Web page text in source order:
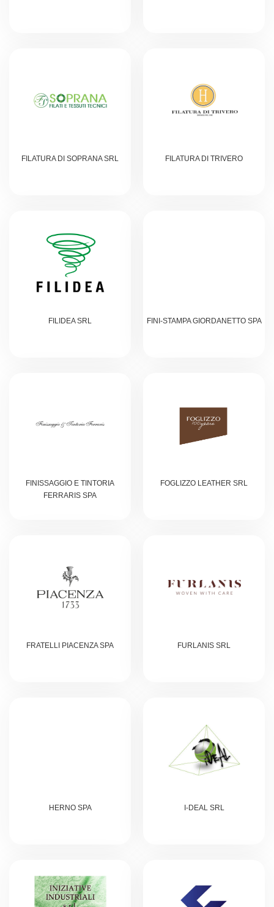
FILATURA DI SOPRANA SRL FILATURA DI TRIVERO
FILIDEA SRL FINI-STAMPA GIORDANETTO SPA
FINISSAGGIO E TINTORIA
FERRARIS SPA
FOGLIZZO LEATHER SRL
FRATELLI PIACENZA SPA FURLANIS SRL
HERNO SPA I-DEAL SRL